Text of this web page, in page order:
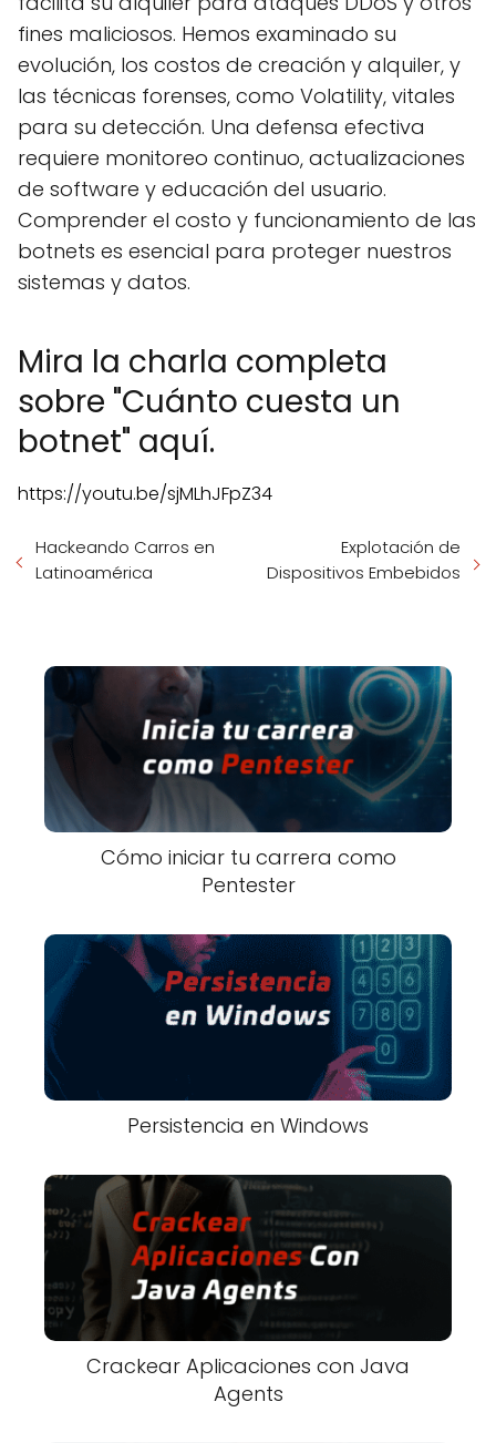
fines maliciosos. Hemos examinado su
evolución, los costos de creación y alquiler, y
las técnicas forenses, como Volatility, vitales
para su detección. Una defensa efectiva
requiere monitoreo continuo, actualizaciones
de software y educación del usuario.
Comprender el costo y funcionamiento de las
botnets es esencial para proteger nuestros
sistemas y datos.
Mira la charla completa
sobre "Cuánto cuesta un
botnet" aquí.
https://youtu.be/sjMLhJFpZ34
Hackeando Carros en
Latinoamérica
Explotación de
Dispositivos Embebidos
Cómo iniciar tu carrera como
Pentester
Persistencia en Windows
Crackear Aplicaciones con Java
Agents